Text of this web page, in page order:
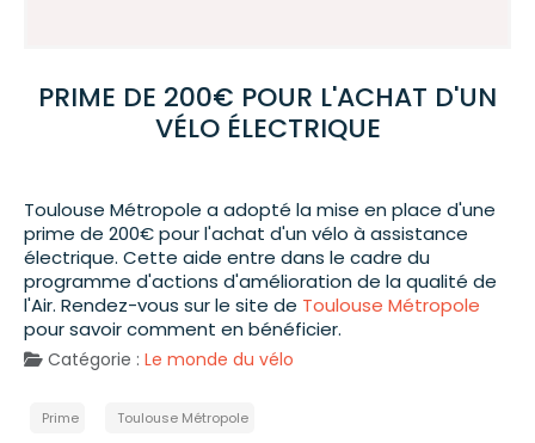
PRIME DE 200€ POUR L'ACHAT D'UN
VÉLO ÉLECTRIQUE
Toulouse Métropole a adopté la mise en place d'une
prime de 200€ pour l'achat d'un vélo à assistance
électrique. Cette aide entre dans le cadre du
programme d'actions d'amélioration de la qualité de
l'Air. Rendez-vous sur le site de Toulouse Métropole
pour savoir comment en bénéficier.
Catégorie : Le monde du vélo
Prime Toulouse Métropole